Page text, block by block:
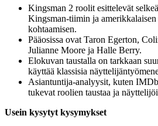
Kingsman 2 roolit esittelevät
Kingsman-tiimin ja amerikkalaisen
kohtaamisen.
Pääosissa ovat Taron Egerton,
Julianne Moore ja Halle Berry.
Elokuvan taustalla on tarkkaan
käyttää klassisia
Asiantuntija-analyysit, kuten
tukevat roolien taustaa ja
Usein kysytyt kysymykset